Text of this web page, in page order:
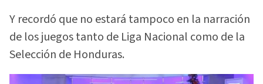
Y recordó que no estará tampoco en la narración
de los juegos tanto de Liga Nacional como de la
Selección de Honduras.